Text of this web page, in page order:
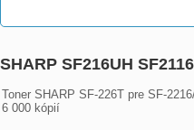
SHARP SF216UH
Toner SHARP SF-226T pre SF-
6 000 kópií